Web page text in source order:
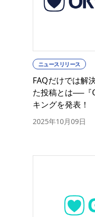
ニュースリリース
FAQだけでは解
た投稿とは──『
キングを発表！
2025年10月09日